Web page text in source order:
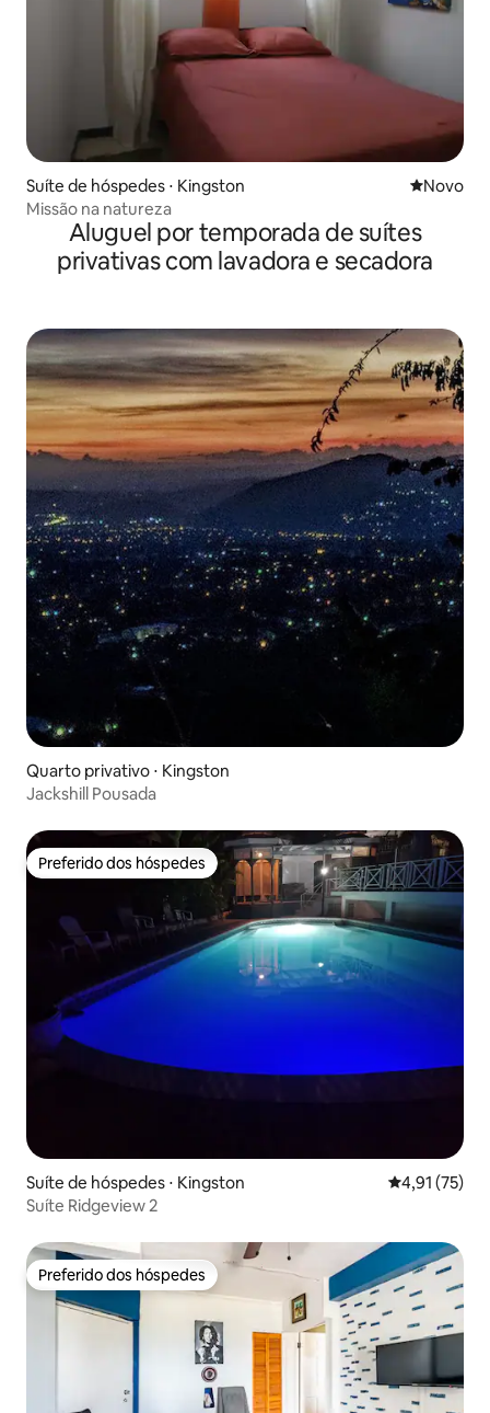
Suíte de hóspedes ⋅ Kingston Novo
Novo
Missão na natureza
Aluguel por temporada de suítes
privativas com lavadora e secadora
Quarto privativo ⋅ Kingston
Jackshill Pousada
Preferido dos hóspedes
Preferido dos hóspedes
Suíte de hóspedes ⋅ Kingston 4,91 de uma
4,91 (75)
Suíte Ridgeview 2
Preferido dos hóspedes
Preferido dos hóspedes